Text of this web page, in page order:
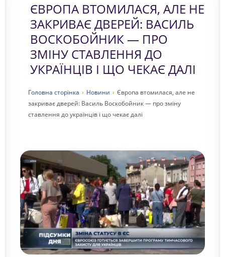
ЄВРОПА ВТОМИЛАСЯ, АЛЕ НЕ
ЗАКРИВАЄ ДВЕРЕЙ: ВАСИЛЬ
ВОСКОБОЙНИК — ПРО
ЗМІНУ СТАВЛЕННЯ ДО
УКРАЇНЦІВ І ЩО ЧЕКАЄ ДАЛІ
Головна сторiнка › Новини › Європа втомилася, але не
закриває дверей: Василь Воскобойник — про зміну
ставлення до українців і що чекає далі